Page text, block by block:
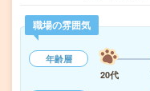
職場の雰囲気
年齢層
20代